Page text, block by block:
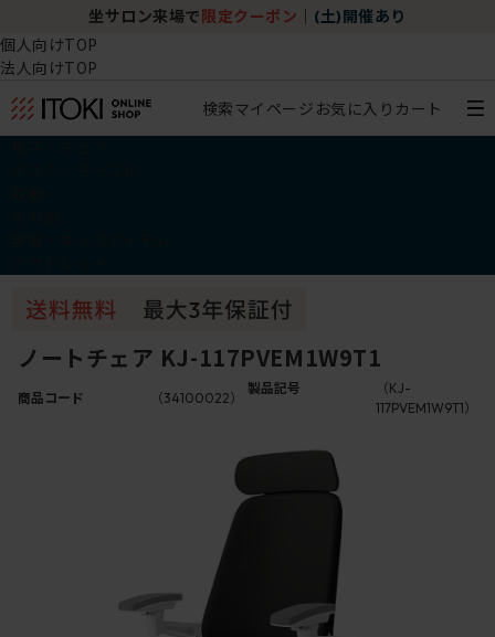
坐サロン来場で 限定クーポン (土)開催あり
個人向けTOP
法人向けTOP
検索マイページ お気に入り カート
ノートチェア KJ-117PVEM1W9T1
商品コード （34100022）
製品記号
（KJ-
117PVEM1W9T1）